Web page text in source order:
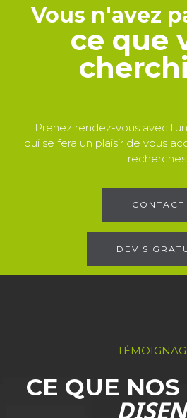
Vous n'avez
ce que
Prenez rendez-vous avec
qui se fera un plaisir de vous
recherches.
CONTACT
DEVIS
CE QUE